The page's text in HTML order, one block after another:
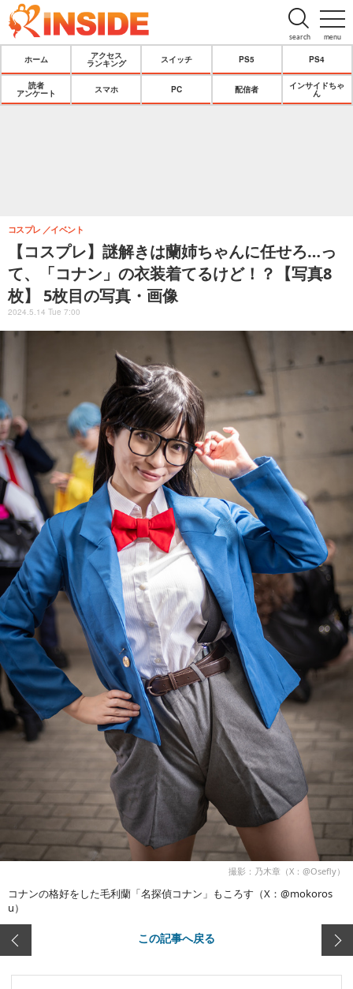
menu
search
ホーム
アクセス
ランキング
スイッチ PS5 PS4
読者
アンケート
スマホ PC 配信者
インサイドちゃ
ん
【コスプレ】謎解きは蘭姉ちゃんに任せろ…っ
て、「コナン」の衣装着てるけど！？【写真8
枚】 5枚目の写真・画像
コスプレ イベント
2024.5.14 Tue 7:00
撮影：乃木章（X：@Osefly）
コナンの格好をした毛利蘭「名探偵コナン」もころす（X：@mokoros
u）
この記事へ戻る